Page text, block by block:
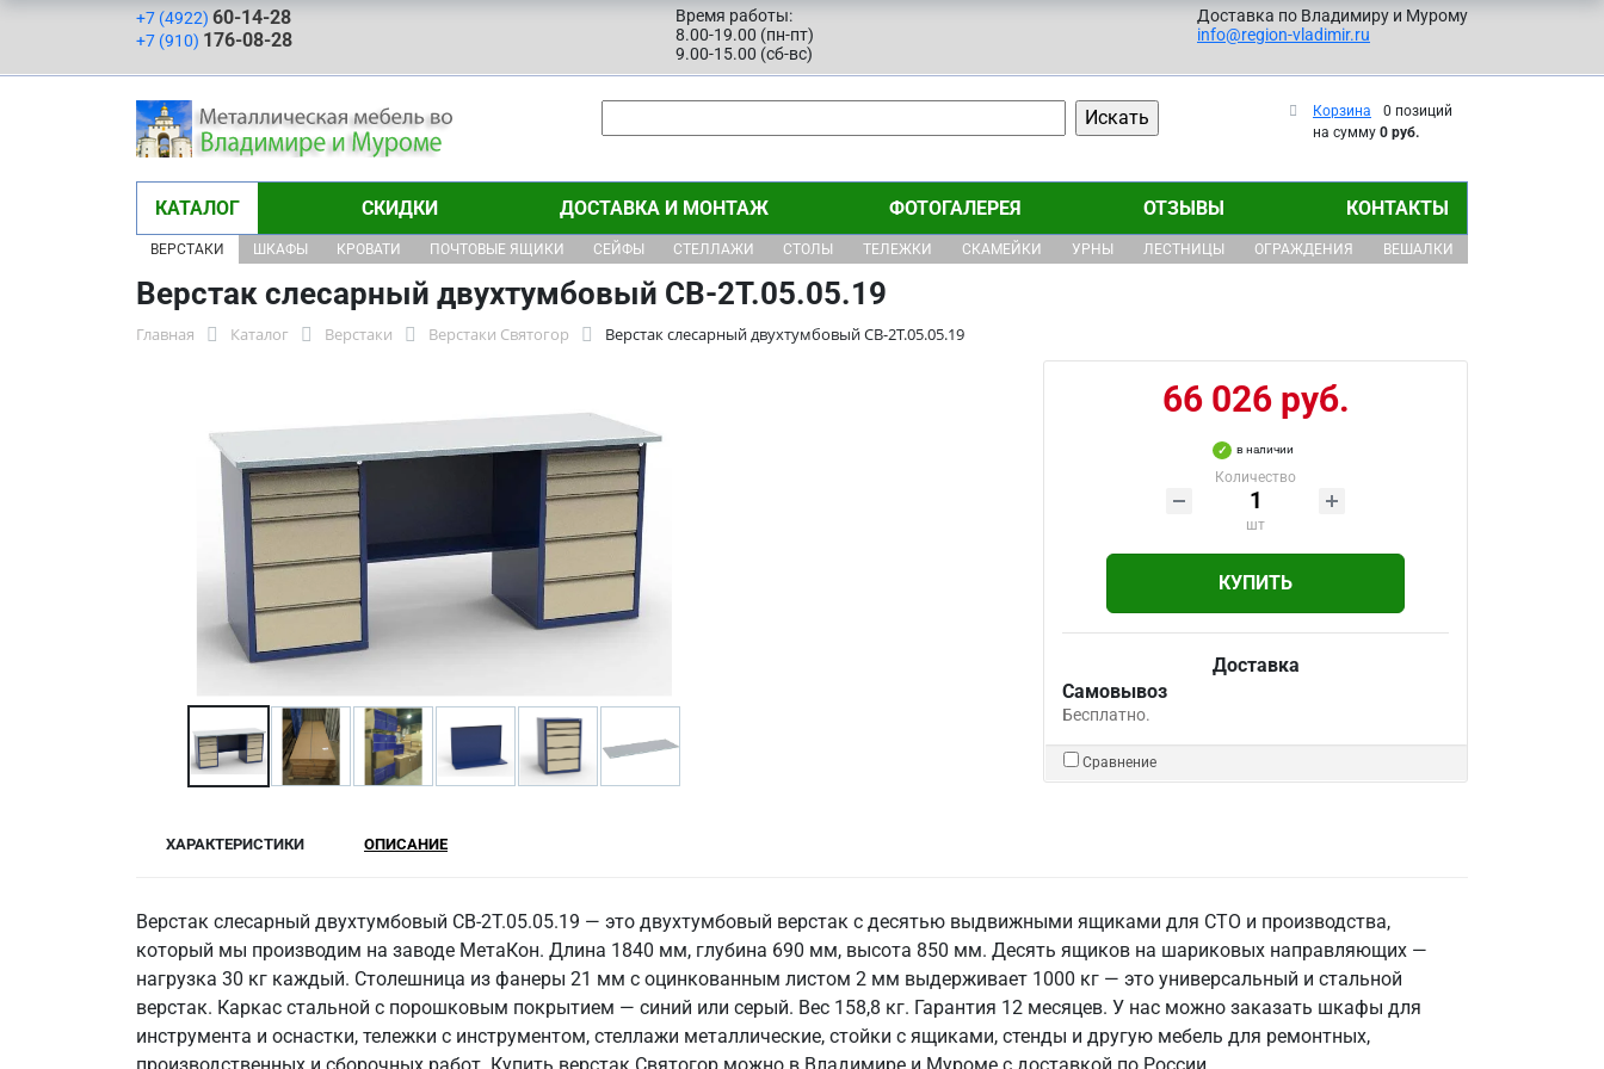
+7 (4922) 60-14-28
+7 (910) 176-08-28
Время работы:
8.00-19.00 (пн-пт)
9.00-15.00 (сб-вс)
Доставка по Владимиру и Мурому
info@region-vladimir.ru
Корзина
0 позиций
на сумму 0 руб.
КАТАЛОГ СКИДКИ ДОСТАВКА И МОНТАЖ ФОТОГАЛЕРЕЯ ОТЗЫВЫ КОНТАКТЫ
ВЕРСТАКИ ШКАФЫ КРОВАТИ ПОЧТОВЫЕ ЯЩИКИ СЕЙФЫ СТЕЛЛАЖИ СТОЛЫ ТЕЛЕЖКИ СКАМЕЙКИ УРНЫ ЛЕСТНИЦЫ ОГРАЖДЕНИЯ ВЕШАЛКИ
Верстак слесарный двухтумбовый СВ-2Т.05.05.19
Главная Каталог Верстаки Верстаки Святогор Верстак слесарный двухтумбовый СВ-2Т.05.05.19
66 026 руб.
в наличии
Количество
шт
КУПИТЬ
Доставка
Самовывоз
Бесплатно.
Сравнение
ХАРАКТЕРИСТИКИ ОПИСАНИЕ
Верстак слесарный двухтумбовый СВ-2Т.05.05.19 — это двухтумбовый верстак с десятью выдвижными ящиками для СТО и производства,
который мы производим на заводе МетаКон. Длина 1840 мм, глубина 690 мм, высота 850 мм. Десять ящиков на шариковых направляющих —
нагрузка 30 кг каждый. Столешница из фанеры 21 мм с оцинкованным листом 2 мм выдерживает 1000 кг — это универсальный и стальной
верстак. Каркас стальной с порошковым покрытием — синий или серый. Вес 158,8 кг. Гарантия 12 месяцев. У нас можно заказать шкафы для
инструмента и оснастки, тележки с инструментом, стеллажи металлические, стойки с ящиками, стенды и другую мебель для ремонтных,